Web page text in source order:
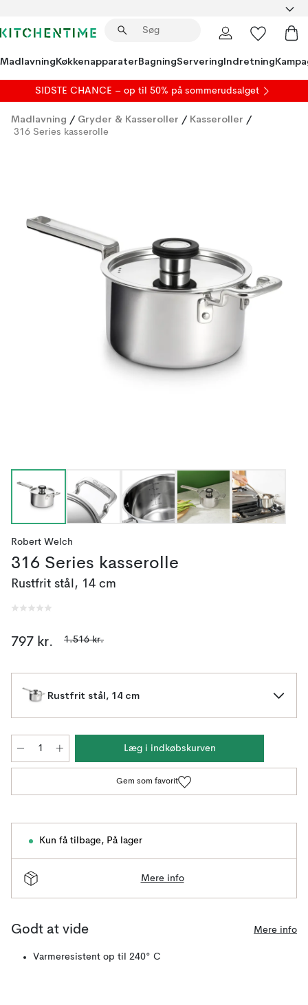
MadlavningKøkkenapparaterBagningServeringIndretning
SIDSTE CHANCE – op til 50% på sommerudsalget
Madlavning / Gryder & Kasseroller / Kasseroller /
316 Series kasserolle
Robert Welch
316 Series kasserolle
Rustfrit stål, 14 cm
797 kr. 1.516 kr.
Rustfrit stål, 14 cm
Læg i indkøbskurven
Gem som favorit
Kun få tilbage, På lager
Mere info
Godt at vide Mere info
Varmeresistent op til 240° C